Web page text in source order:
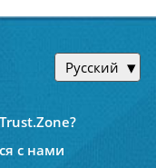
Русский
с нами